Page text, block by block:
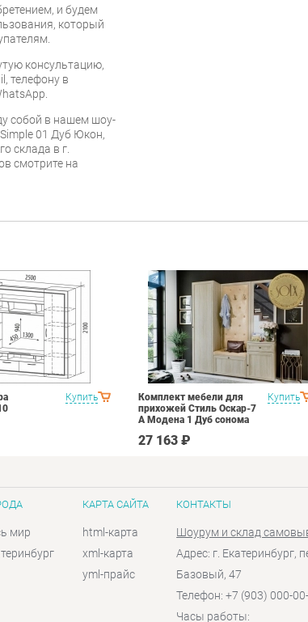
и будем
который
консультацию,
телефону в
собой в нашем шоу-
01 Дуб Юкон,
склада в г.
смотрите на
Купить Купить
Комплект мебели для
прихожей Стиль Оскар-7
А Модена 1 Дуб сонома
27 163 ₽
мир
КАРТА САЙТА
html-карта
xml-карта
yml-прайс
КОНТАКТЫ
Шоурум и склад
Адрес: г. Екатеринбург,
Базовый, 47
Телефон: +7 (903) 000-
Часы работы: